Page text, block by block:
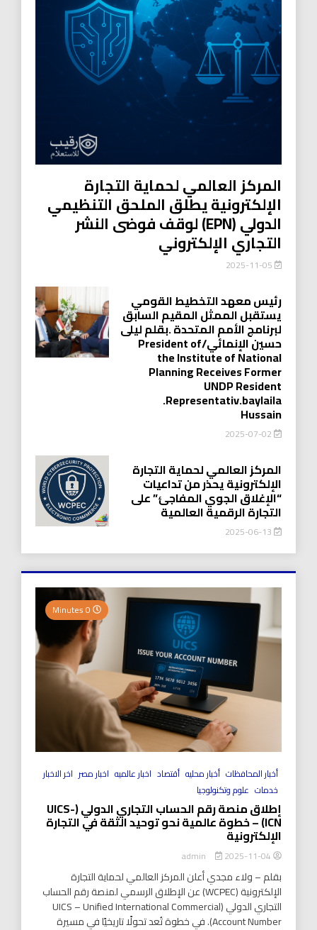
المركز العالمي لحماية التجارة
الإلكترونية يطلق الملحق التنظيمي
الدولي (EPN) لوقف فوضى النشر
التجاري الإلكتروني
رئيس معهد التخطيط القومي
يستقبل الممثل المقيم السابق
لبرنامج الأمم المتحدة .بقلم ليلى
حسين الإنمائي/President of
the Institute of National
Planning Receives Former
UNDP Resident
.Representativ.baylaila
Hussain
2025-07-02
المركز العالمي لحماية التجارة
الإلكترونية يحذر من تداعيات
“الإغلاق الجوي المفاجئ” على
التجارة الرقمية العالمية
2025-06-13
أخبار المحافظات أخبار محليه أقتصاد اخبار عالميه اخبار مصر اخر الاخبار
خدمات علوم وتكنولوجيا
إطلاق منصة رقم الحساب التجاري الدولي (UICS-
ICN) – خطوة عالمية نحو توحيد الثقة في التجارة
الإلكترونية
2025-11-04
بقلم – ولاء مجدي أعلن المركز العالمي لحماية التجارة
الإلكترونية (WCPEC) عن الإطلاق الرسمي لمنصة رقم الحساب
التجاري الدولي (UICS – Unified International Commercial
Account Number). في خطوة تُعد تحولًا تاريخيًا في مسيرة